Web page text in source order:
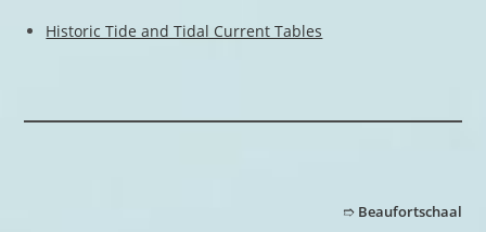
Historic Tide and Tidal Current Tables
➱ Beaufortschaal